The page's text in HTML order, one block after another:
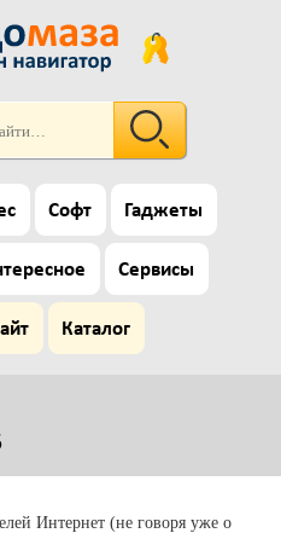
Софт Гаджеты
Сервисы
Каталог
Интернет (не говоря уже о